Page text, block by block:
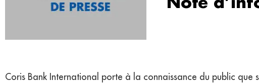
Coris Bank International porte à la connaissance du public que